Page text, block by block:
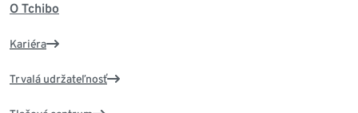
O Tchibo
Kariéra
Trvalá udržateľnosť